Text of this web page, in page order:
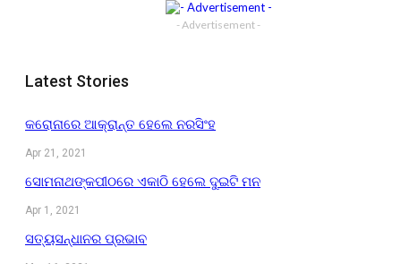
- Advertisement -
Latest Stories
କରୋନାରେ ଆକ୍ରାନ୍ତ ହେଲେ ନରସିଂହ
Apr 21, 2021
ସୋମନାଥଙ୍କପୀଠରେ ଏକାଠି ହେଲେ ଦୁଇଟି ମନ
Apr 1, 2021
ସତ୍ୟସନ୍ଧାନର ପ୍ରଭାବ